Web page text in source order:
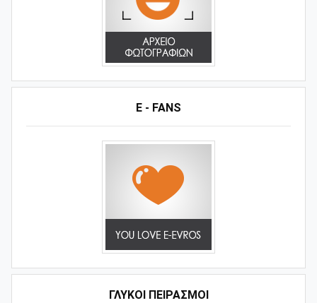
E - FANS
ΓΛΥΚΟΊ ΠΕΙΡΑΣΜΟΊ